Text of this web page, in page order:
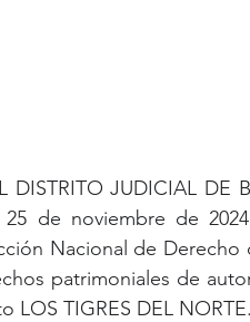
DISTRITO JUDICIAL DE
de noviembre de
Nacional de
patrimoniales de
LOS TIGRES DEL NORTE.